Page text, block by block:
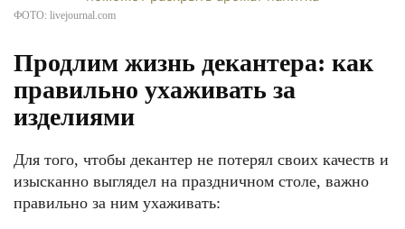
ФОТО: livejournal.com
Продлим жизнь декантера: как
правильно ухаживать за
изделиями
Для того, чтобы декантер не потерял своих качеств и
изысканно выглядел на праздничном столе, важно
правильно за ним ухаживать: